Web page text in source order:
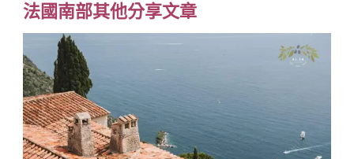
法國南部其他分享文章